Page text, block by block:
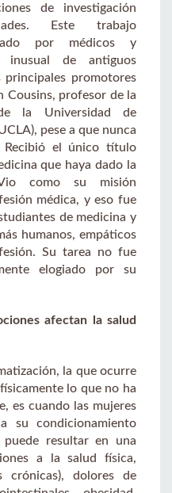
de investigación
Este trabajo
por médicos y
inusual de antiguos
promotores
Cousins, profesor de la
la Universidad de
pese a que nunca
Recibió el único título
que haya dado la
como su misión
médica, y eso fue
de medicina y
humanos, empáticos
Su tarea no fue
elogiado por su
afectan la salud
la que ocurre
lo que no ha
es cuando las mujeres
su condicionamiento
puede resultar en una
a la salud física,
crónicas), dolores de